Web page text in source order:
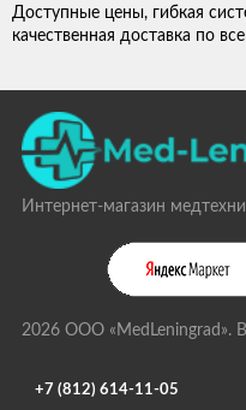
Доступные цены, гибкая
качественная доставка по
Интернет-магазин
2026 ООО «MedLeningrad».
+7 (812) 614-11-05